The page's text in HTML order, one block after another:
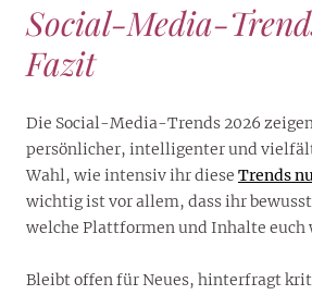
Social-Media-
Fazit
Die Social-Media-Trends 2026
persönlicher, intelligenter und
Wahl, wie intensiv ihr diese Trends
wichtig ist vor allem, dass ihr
welche Plattformen und Inhalte
Bleibt offen für Neues, hinterfragt